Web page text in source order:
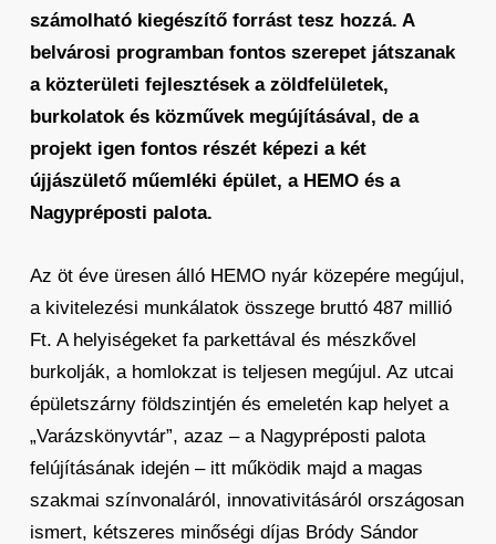
számolható kiegészítő forrást tesz hozzá. A
belvárosi programban fontos szerepet játszanak
a közterületi fejlesztések a zöldfelületek,
burkolatok és közművek megújításával, de a
projekt igen fontos részét képezi a két
újjászülető műemléki épület, a HEMO és a
Nagypréposti palota.
Az öt éve üresen álló HEMO nyár közepére megújul,
a kivitelezési munkálatok összege bruttó 487 millió
Ft. A helyiségeket fa parkettával és mészkővel
burkolják, a homlokzat is teljesen megújul. Az utcai
épületszárny földszintjén és emeletén kap helyet a
„Varázskönyvtár”, azaz – a Nagypréposti palota
felújításának idején – itt működik majd a magas
szakmai színvonaláról, innovativitásáról országosan
ismert, kétszeres minőségi díjas Bródy Sándor